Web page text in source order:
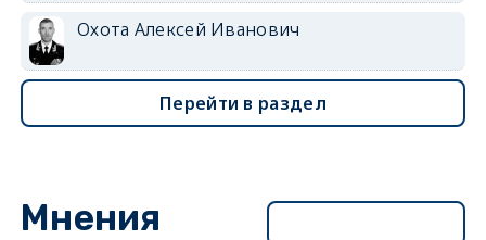
Охота Алексей Иванович
Перейти в раздел
Мнения